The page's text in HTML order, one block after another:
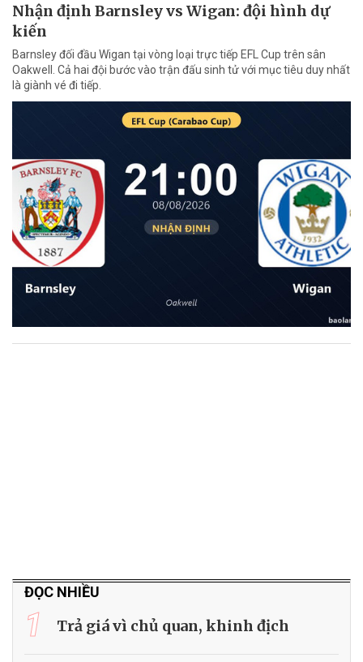
Nhận định Barnsley vs Wigan: đội hình dự
kiến
Barnsley đối đầu Wigan tại vòng loại trực tiếp EFL Cup trên sân
Oakwell. Cả hai đội bước vào trận đấu sinh tử với mục tiêu duy nhất
là giành vé đi tiếp.
ĐỌC NHIỀU
1 Trả giá vì chủ quan, khinh địch